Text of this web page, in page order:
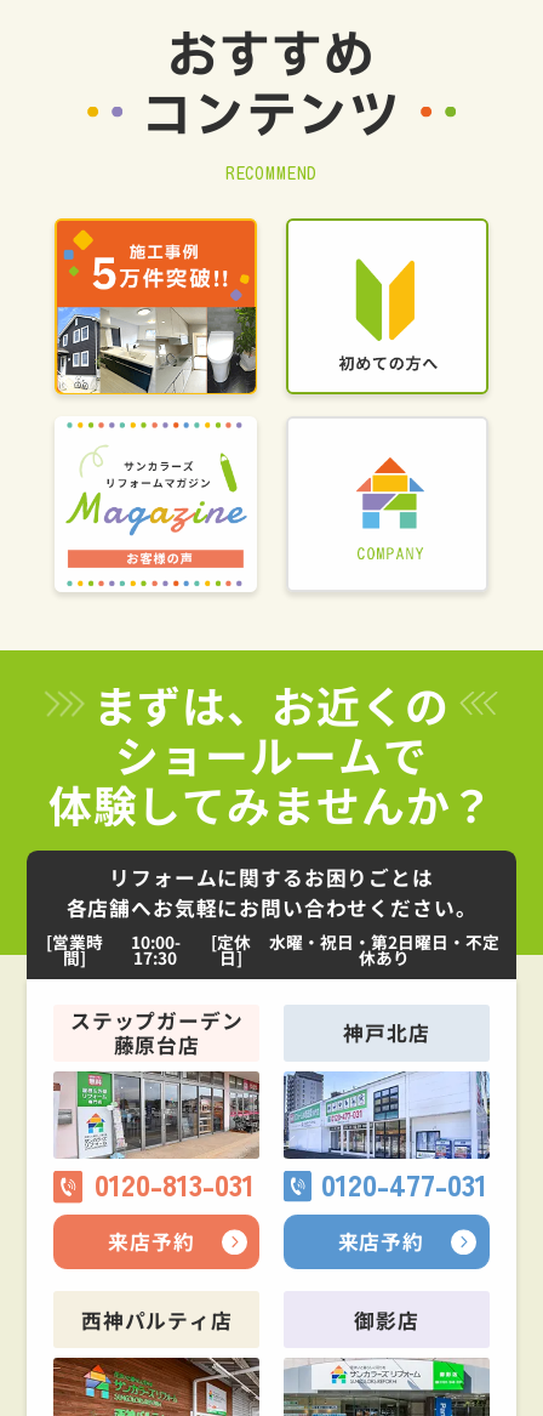
おすすめ
コンテンツ
RECOMMEND
まずは、お近くの
ショールームで
体験してみませんか？
リフォームに関するお困りごとは
各店舗へお気軽にお問い合わせください。
[営業時
間]
10:00-
17:30
[定休
日]
水曜・祝日・第2日曜日・不定
休あり
ステップガーデン
藤原台店
0120-813-031
来店予約
神戸北店
0120-477-031
来店予約
西神パルティ店 御影店